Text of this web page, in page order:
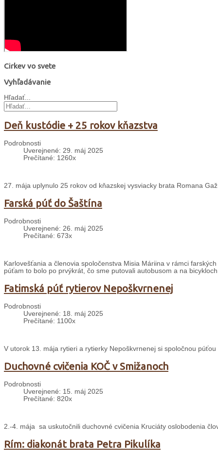
Cirkev vo svete
Vyhľadávanie
Hľadať...
Deň kustódie + 25 rokov kňazstva
Podrobnosti
Uverejnené: 29. máj 2025
Prečítané: 1260x
27. mája uplynulo 25 rokov od kňazskej vysviacky brata Romana
Farská púť do Šaštína
Podrobnosti
Uverejnené: 26. máj 2025
Prečítané: 673x
Karlovešťania a členovia spoločenstva Misia Máriina v rámci
púťam to bolo po prvýkrát, čo sme putovali autobusom a na
Fatimská púť rytierov Nepoškvrnenej
Podrobnosti
Uverejnené: 18. máj 2025
Prečítané: 1100x
V utorok 13. mája rytieri a rytierky Nepoškvrnenej si spoločnou
Duchovné cvičenia KOČ v Smižanoch
Podrobnosti
Uverejnené: 15. máj 2025
Prečítané: 820x
2.-4. mája sa uskutočnili duchovné cvičenia Kruciáty oslobodenia
Rím: diakonát brata Petra Pikulíka